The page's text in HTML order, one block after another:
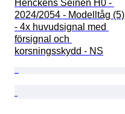
Henckens Seinen H0 -
2024/2054 - Modelltåg (5)
- 4x huvudsignal med
försignal och
korsningsskydd - NS